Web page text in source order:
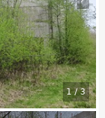
1/3